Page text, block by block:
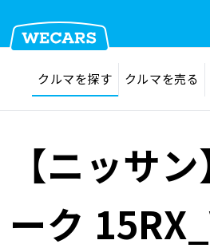
在庫検索 サイト内検索
クルマを探す
クルマを売る
お店を探す
クルマを探す クルマを売る
【ニッサ
ーク